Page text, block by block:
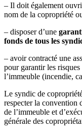
– Il doit également
nom de la copropriété
– disposer d’une
fonds de tous les
– avoir contracté une
pour garantir les
l’immeuble (incendie,
Le syndic de
respecter la convention
de l’immeuble et
générale des